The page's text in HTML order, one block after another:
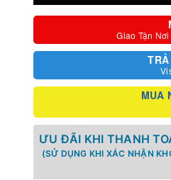
Giao Tận
MUA
ƯU ĐÃI KHI THANH
(SỬ DỤNG KHI XÁC NHẬN